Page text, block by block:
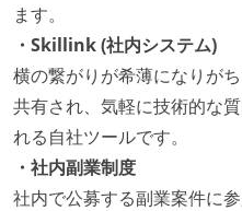
ます。
・Skillink (社内システム)
横の繋がりが希薄になりが
共有され、気軽に技術的な
れる自社ツールです。
・社内副業制度
社内で公募する副業案件に参